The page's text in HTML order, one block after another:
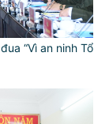
“Vì an ninh Tổ